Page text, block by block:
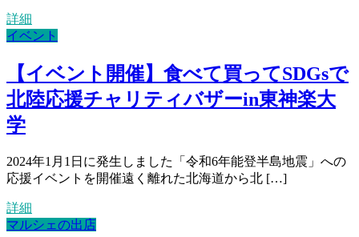
詳細
イベント
【イベント開催】食べて買ってSDGsで
北陸応援チャリティバザーin東神楽大
学
2024年1月1日に発生しました「令和6年能登半島地震」への
応援イベントを開催遠く離れた北海道から北 […]
詳細
マルシェの出店